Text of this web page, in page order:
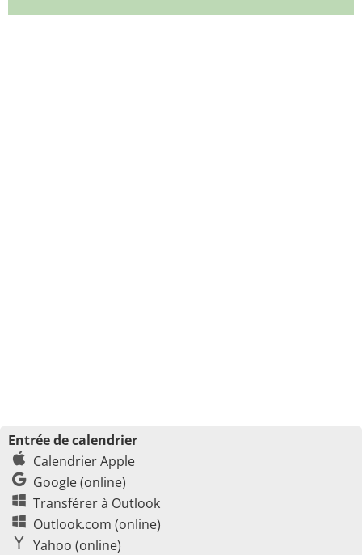
Entrée de calendrier
Calendrier Apple
Google (online)
Transférer à Outlook
Outlook.com (online)
Yahoo (online)